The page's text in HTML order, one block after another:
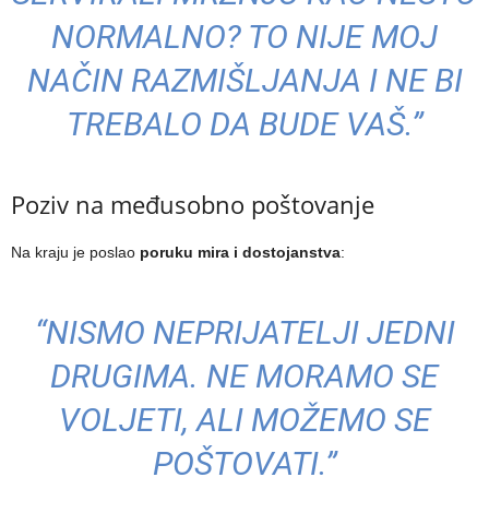
NORMALNO? TO NIJE MOJ
NAČIN RAZMIŠLJANJA I NE BI
TREBALO DA BUDE VAŠ.”
Poziv na međusobno poštovanje
Na kraju je poslao poruku mira i dostojanstva:
“NISMO NEPRIJATELJI JEDNI
DRUGIMA. NE MORAMO SE
VOLJETI, ALI MOŽEMO SE
POŠTOVATI.”